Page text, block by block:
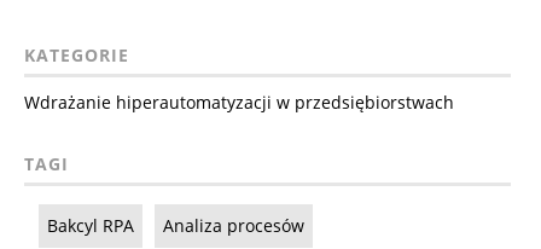
KATEGORIE
Wdrażanie hiperautomatyzacji w przedsiębiorstwach
TAGI
Bakcyl RPA Analiza procesów